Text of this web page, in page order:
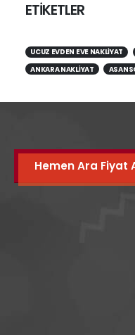
ETİKETLER
UCUZ EVDEN EVE NAKLIYAT
ANKARA NAKLIYAT
Hemen Ara Fiyat